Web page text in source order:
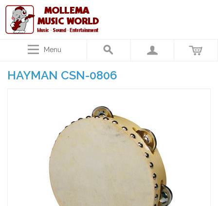
Menu
HAYMAN CSN-0806